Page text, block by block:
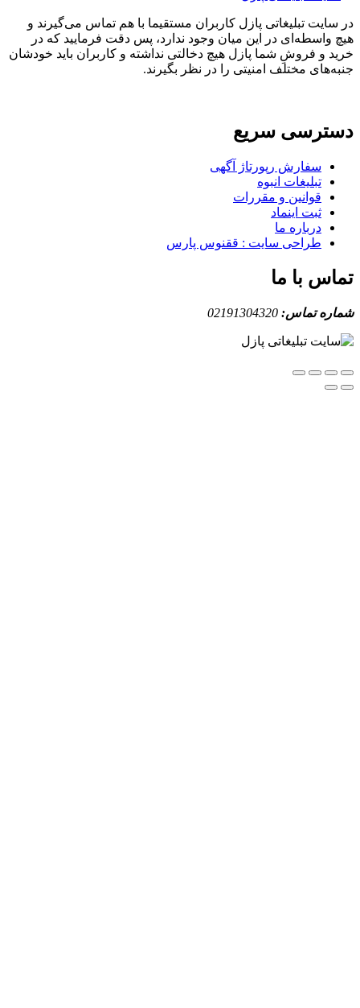
پازل کاربران مستقیما با هم تماس می‌گیرند و
این میان وجود ندارد، پس دقت فرمایید که در
پازل هیچ دخالتی نداشته و کاربران باید خودشان
امنیتی را در نظر بگیرند.
سریع
آگهی
انبوه
و مقررات
سایت : ققنوس پارس
02191304320